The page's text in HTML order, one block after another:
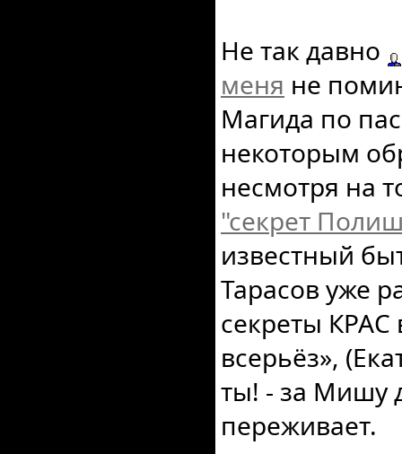
Не так давно
меня не
Магида по
некоторым
несмотря на
"секрет
известный
Тарасов уже
секреты КРАС
всерьёз»,
ты! - за Мишу
переживает.